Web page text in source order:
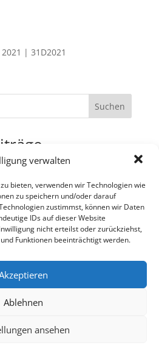
verwalten
bieten, verwenden wir Technologien wie
zu speichern und/oder darauf
zustimmst, können wir Daten
IDs auf dieser Website
nicht erteilst oder zurückziehst,
Funktionen beeinträchtigt werden.
Ablehnen
ansehen
| 31D2021
Suchen